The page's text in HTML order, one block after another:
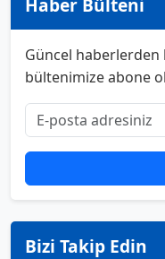
Güncel
bültenimize abone
Bizi Takip Edin